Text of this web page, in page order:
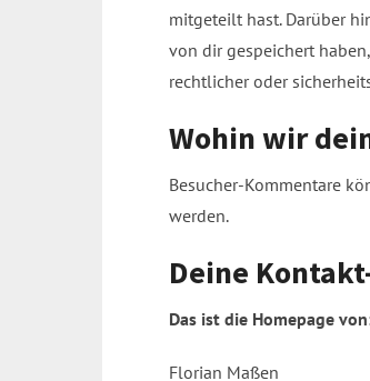
mitgeteilt hast. Darüber
von dir gespeichert
rechtlicher oder
Wohin wir
Besucher-Kommentare
werden.
Deine
Das ist die Homepage
Florian Maßen